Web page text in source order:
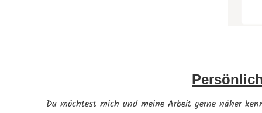
Du möchtest mich und meine Arbeit gerne näher